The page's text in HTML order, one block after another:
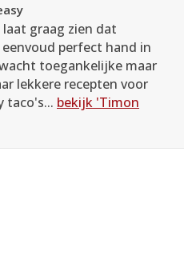
graag zien dat
perfect hand in
toegankelijke maar
lekkere recepten voor
taco's... bekijk 'Timon